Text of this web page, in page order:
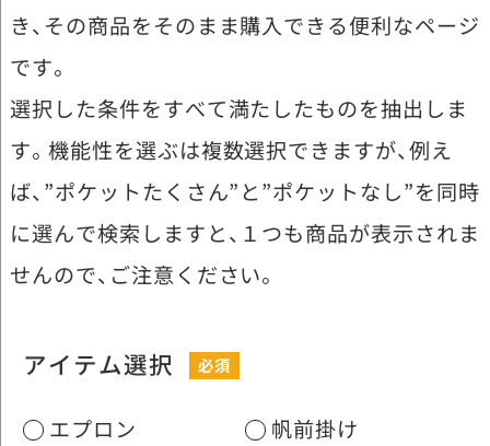
き、その商品をそのまま購入できる便利なページ
です。
選択した条件をすべて満たしたものを抽出しま
す。機能性を選ぶは複数選択できますが、例え
ば、”ポケットたくさん”と”ポケットなし”を同時
に選んで検索しますと、１つも商品が表示されま
せんので、ご注意ください。
アイテム選択
エプロン
帆前掛け